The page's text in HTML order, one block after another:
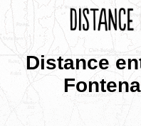
Distance